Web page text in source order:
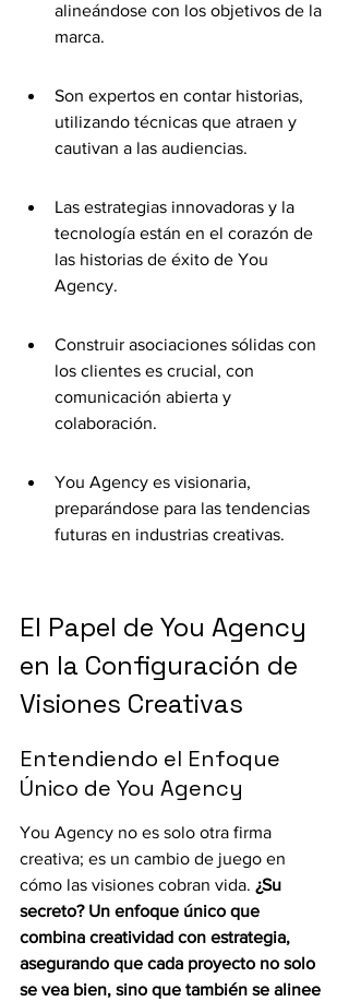
alineándose con los objetivos de la
marca.
Son expertos en contar historias,
utilizando técnicas que atraen y
cautivan a las audiencias.
Las estrategias innovadoras y la
tecnología están en el corazón de
las historias de éxito de You
Agency.
Construir asociaciones sólidas con
los clientes es crucial, con
comunicación abierta y
colaboración.
You Agency es visionaria,
preparándose para las tendencias
futuras en industrias creativas.
El Papel de You Agency
en la Configuración de
Visiones Creativas
Entendiendo el Enfoque
Único de You Agency
You Agency no es solo otra firma
creativa; es un cambio de juego en
cómo las visiones cobran vida. ¿Su
secreto? Un enfoque único que
combina creatividad con estrategia,
asegurando que cada proyecto no solo
se vea bien, sino que también se alinee